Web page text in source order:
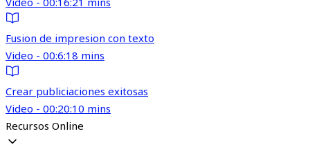
Fusion de impresion con texto
Video - 00:6:18 mins
Crear publiciaciones exitosas
Video - 00:20:10 mins
Recursos Online